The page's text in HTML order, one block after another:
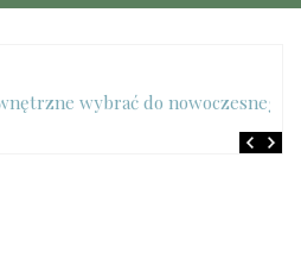
wybrać do nowoczesnego